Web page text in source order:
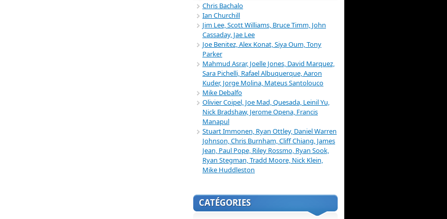
Chris Bachalo
Ian Churchill
Jim Lee, Scott Williams, Bruce Timm, John
Cassaday, Jae Lee
Joe Benitez, Alex Konat, Siya Oum, Tony
Parker
Mahmud Asrar, Joelle Jones, David Marquez,
Sara Pichelli, Rafael Albuquerque, Aaron
Kuder, Jorge Molina, Mateus Santolouco
Mike Debalfo
Olivier Coipel, Joe Mad, Quesada, Leinil Yu,
Nick Bradshaw, Jerome Opena, Francis
Manapul
Stuart Immonen, Ryan Ottley, Daniel Warren
Johnson, Chris Burnham, Cliff Chiang, James
Jean, Paul Pope, Riley Rossmo, Ryan Sook,
Ryan Stegman, Tradd Moore, Nick Klein,
Mike Huddleston
CATÉGORIES